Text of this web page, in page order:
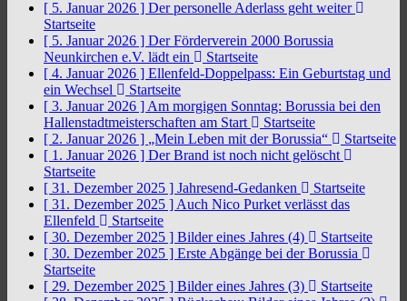
[ 5. Januar 2026 ] Der personelle Aderlass geht weiter
Startseite
[ 5. Januar 2026 ] Der Förderverein 2000 Borussia
Neunkirchen e.V. lädt ein
Startseite
[ 4. Januar 2026 ] Ellenfeld-Doppelpass: Ein Geburtstag und
ein Wechsel
Startseite
[ 3. Januar 2026 ] Am morgigen Sonntag: Borussia bei den
Hallenstadtmeisterschaften am Start
Startseite
[ 2. Januar 2026 ] „Mein Leben mit der Borussia“
Startseite
[ 1. Januar 2026 ] Der Brand ist noch nicht gelöscht
Startseite
[ 31. Dezember 2025 ] Jahresend-Gedanken
Startseite
[ 31. Dezember 2025 ] Auch Nico Purket verlässt das
Ellenfeld
Startseite
[ 30. Dezember 2025 ] Bilder eines Jahres (4)
Startseite
[ 30. Dezember 2025 ] Erste Abgänge bei der Borussia
Startseite
[ 29. Dezember 2025 ] Bilder eines Jahres (3)
Startseite